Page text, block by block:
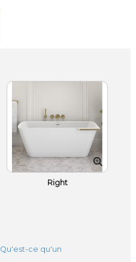
Right
Qu'est-ce qu'un